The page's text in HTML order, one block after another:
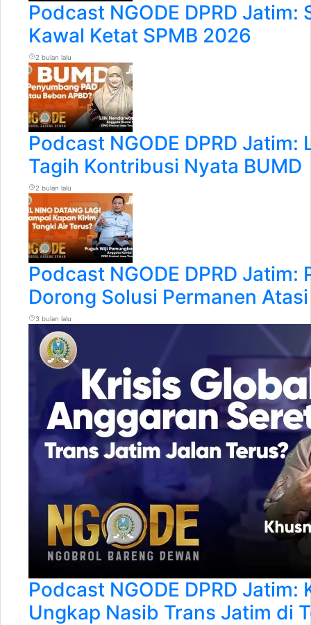
Podcast NGODE DPRD Jatim:
Kawal Ketat SPMB 2026
2 bulan lalu
Podcast NGODE DPRD
Tagih Kontribusi Nyata BUMD
2 bulan lalu
Podcast NGODE DPRD Jatim:
Dorong Solusi Permanen
3 bulan lalu
Podcast NGODE DPRD Jatim:
Ungkap Nasib Trans Jatim di